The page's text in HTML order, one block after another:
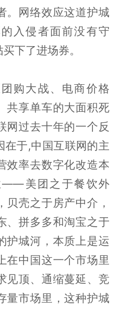
。网络效应这道护城
入侵者面前没有守
下了进场券。
购大战、电商价格
共享单车的大面积死
网过去十年的一个反
在于,中国互联网的主
效率去数字化改造本
——美团之于餐饮外
贝壳之于房产中介，
、拼多多和淘宝之于
护城河，本质上是运
在中国这一个市场里
见顶、通缩蔓延、竞
量市场里，这种护城